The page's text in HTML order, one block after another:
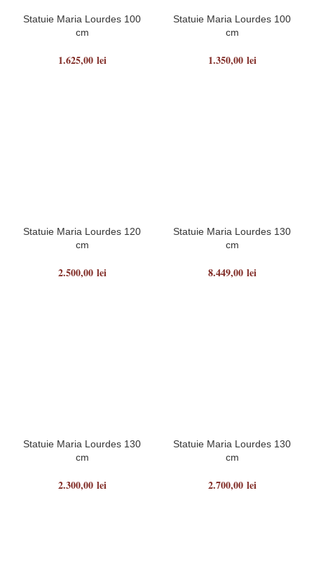
Statuie Maria Lourdes 100
cm
1.625,00 lei
Statuie Maria Lourdes 100
cm
1.350,00 lei
Statuie Maria Lourdes 120
cm
2.500,00 lei
Statuie Maria Lourdes 130
cm
8.449,00 lei
Statuie Maria Lourdes 130
cm
2.300,00 lei
Statuie Maria Lourdes 130
cm
2.700,00 lei